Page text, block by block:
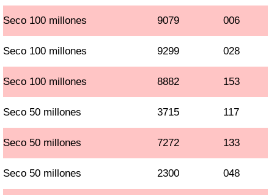
Seco 100 millones 9079 006
Seco 100 millones 9299 028
Seco 100 millones 8882 153
Seco 50 millones 3715 117
Seco 50 millones 7272 133
Seco 50 millones 2300 048